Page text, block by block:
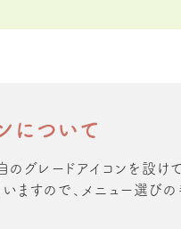
について
グレードアイコンを設けて
すので、メニュー選びの